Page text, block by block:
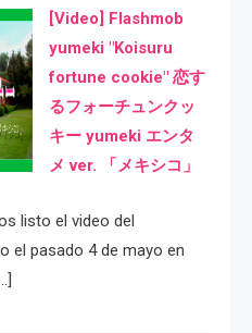
[Video] Flashmob
yumeki "Koisuru
fortune cookie" 恋す
るフォーチュンクッ
キー yumeki エンタ
メ ver. 「メキシコ」
listo el video del
el pasado 4 de mayo en